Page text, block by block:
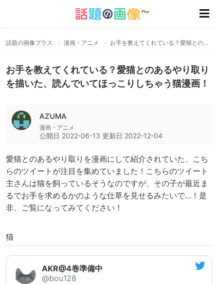
話題の画像プラス 漫画・アニメ お手を教えてくれている？愛猫とのあるやり取りを描いた、読んでいてほっこりしちゃう猫漫画！
お手を教えてくれている？愛猫とのあるやり取り
を描いた、読んでいてほっこりしちゃう猫漫画！
AZUMA
漫画・アニメ
公開日 2022-06-13 更新日 2022-12-04
愛猫とのあるやり取りを漫画にして紹介されていた、こち
らのツイートが注目を集めていました！こちらのツイート
主さんは猫を飼っているそうなのですが、その子が最近ま
るでお手を求めるかのような仕草を見せるみたいで…！是
非、ご覧になってみてください！
猫
AKR@4巻準備中
@bou128